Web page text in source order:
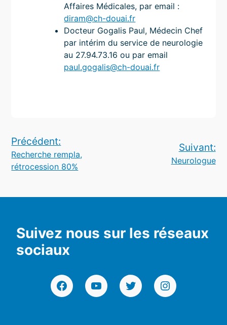
Affaires Médicales, par email :
diram@ch-douai.fr
Docteur Gogalis Paul, Médecin Chef
par intérim du service de neurologie
au 27.94.73.16 ou par email
paul.gogalis@ch-douai.fr
Navigation
de
Précédent:
Recherche rempla,
rétrocession 80%
Suivant:
Neurologue
Suivez nous sur les réseaux
sociaux
FacebookYouTubeTwitterInstagram